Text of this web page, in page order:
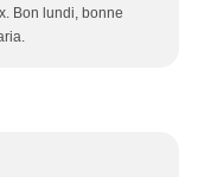
Bon lundi, bonne